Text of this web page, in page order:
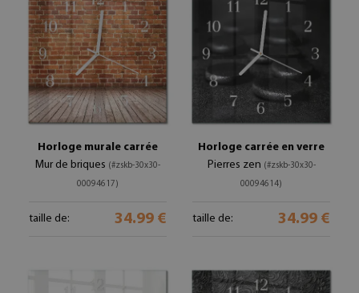
Horloge murale carrée
Mur de briques (#zskb-30x30-
00094617)
taille de: 34.99 €
Horloge carrée en verre
Pierres zen (#zskb-30x30-
00094614)
taille de: 34.99 €